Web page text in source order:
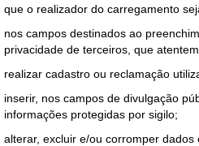
que o realizador do carregamento
nos campos destinados ao
privacidade de terceiros, que
realizar cadastro ou reclamação
inserir, nos campos de divulgação
informações protegidas por sigilo;
alterar, excluir e/ou corromper